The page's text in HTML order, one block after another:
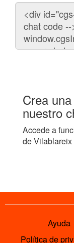
Código
para
embeber
chat
Crea
nuestro
Accede a
de Vilablareix
Ayuda
Política de